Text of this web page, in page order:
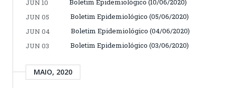
JUN 10
Boletim Epidemiológico (10/06/2020)
JUN 05
Boletim Epidemiológico (05/06/2020)
JUN 04
Boletim Epidemiológico (04/06/2020)
JUN 03
Boletim Epidemiológico (03/06/2020)
MAIO, 2020